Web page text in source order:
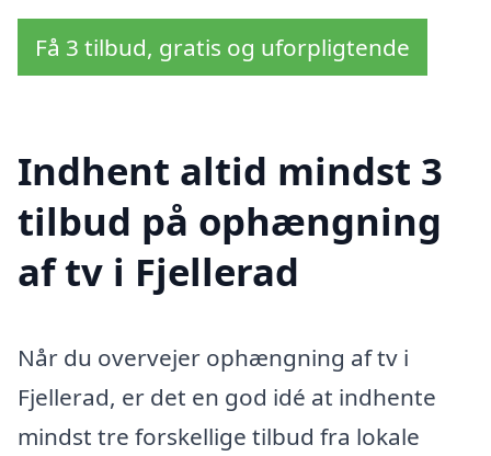
Få 3 tilbud, gratis og uforpligtende
Indhent altid mindst 3
tilbud på ophængning
af tv i Fjellerad
Når du overvejer ophængning af tv i
Fjellerad, er det en god idé at indhente
mindst tre forskellige tilbud fra lokale